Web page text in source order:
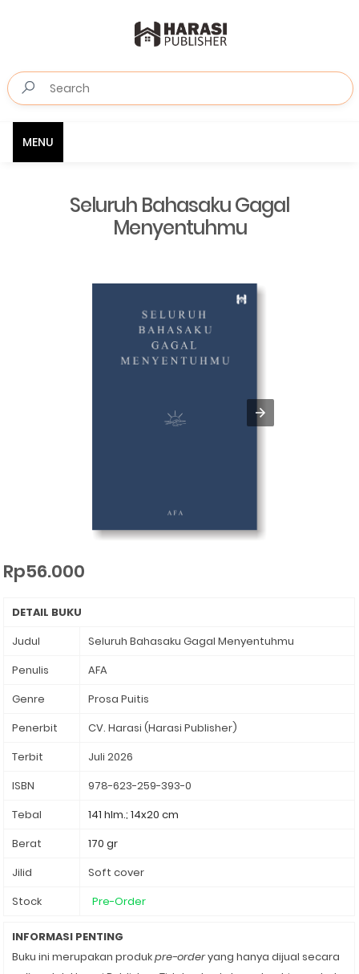
MENU
Seluruh Bahasaku Gagal
Menyentuhmu
Rp56.000
DETAIL BUKU
Judul
Seluruh Bahasaku Gagal Menyentuhmu
Penulis
AFA
Genre
Prosa Puitis
Penerbit
CV. Harasi (Harasi Publisher)
Terbit
Juli 2026
ISBN
978-623-259-393-0
Tebal
141 hlm.; 14x20 cm
Berat
170 gr
Jilid
Soft cover
Stock
Pre-Order
INFORMASI PENTING
Buku ini merupakan produkpre-orderyang hanya dijual secara